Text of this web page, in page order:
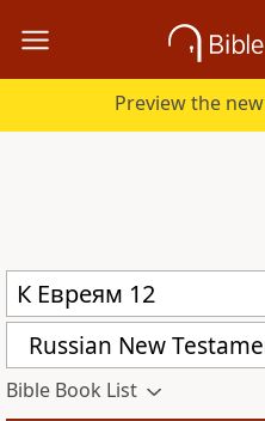
Preview the new
Bible Book List